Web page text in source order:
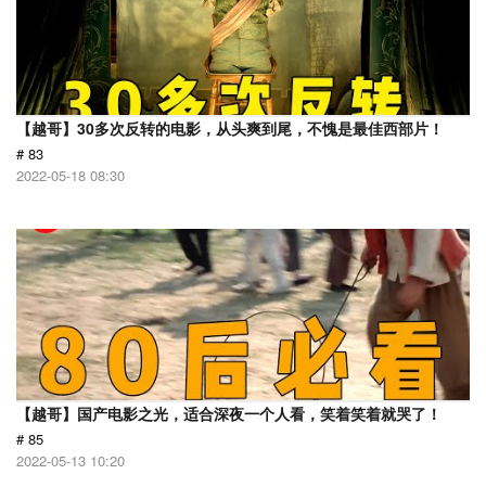
【越哥】30多次反转的电影，从头爽到尾，不愧是最佳西部片！
# 83
2022-05-18 08:30
【越哥】国产电影之光，适合深夜一个人看，笑着笑着就哭了！
# 85
2022-05-13 10:20